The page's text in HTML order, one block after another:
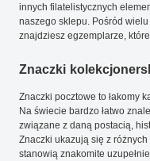
innych filatelistycznych
naszego sklepu. Pośród
znajdziesz egzemplarze,
Znaczki
Znaczki pocztowe to łakomy
Na świecie bardzo łatwo
związane z daną postacią,
Znaczki ukazują się z
stanowią znakomite